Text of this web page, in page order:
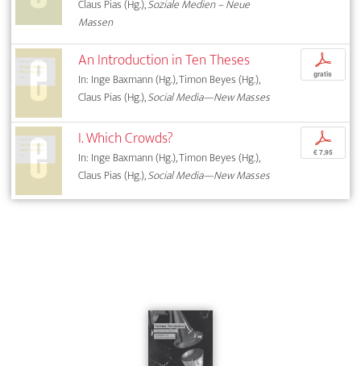
Claus Pias (Hg.),Soziale Medien – Neue
Massen
An Introduction in Ten Theses
In: Inge Baxmann (Hg.), Timon Beyes (Hg.),
Claus Pias (Hg.),Social Media—New Masses
p
gratis
I. Which Crowds?
In: Inge Baxmann (Hg.), Timon Beyes (Hg.),
Claus Pias (Hg.),Social Media—New Masses
p
€ 7,95